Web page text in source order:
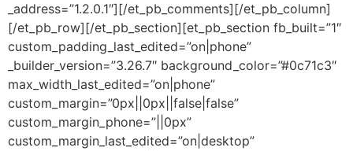
_address=”1.2.0.1″][/et_pb_comments][/et_pb_column]
[/et_pb_row][/et_pb_section][et_pb_section fb_built=”1″
custom_padding_last_edited=”on|phone”
_builder_version=”3.26.7″ background_color=”#0c71c3″
max_width_last_edited=”on|phone”
custom_margin=”0px||0px||false|false”
custom_margin_phone=”||0px”
custom_margin_last_edited=”on|desktop”